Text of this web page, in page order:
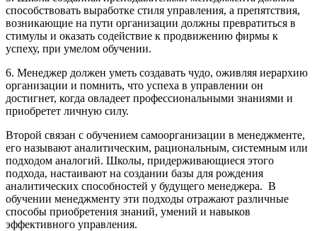
способствовать выработке стиля управления, а препятствия,
возникающие на пути организации должны превратиться в
стимулы и оказать содействие к продвижению фирмы к
успеху, при умелом обучении.
6. Менеджер должен уметь создавать чудо, оживляя иерархию
организации и помнить, что успеха в управлении он
достигнет, когда овладеет профессиональными знаниями и
приобретет личную силу.
Второй связан с обучением самоорганизации в менеджменте,
его называют аналитическим, рациональным, системным или
подходом аналогий. Школы, придерживающиеся этого
подхода, настаивают на создании базы для рождения
аналитических способностей у будущего менеджера. В
обучении менеджменту эти подходы отражают различные
способы приобретения знаний, умений и навыков
эффективного управления.